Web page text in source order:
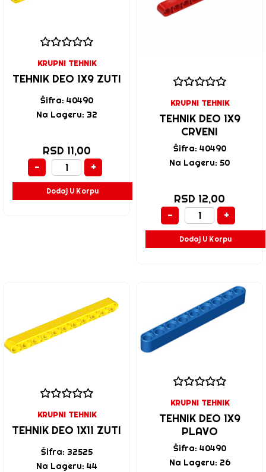
KRUPNI TEHNIK
TEHNIK DEO 1X9 ZUTI
Šifra: 40490
Na Lageru: 32
RSD 11,00
-
+
Dodaj U Korpu
KRUPNI TEHNIK
TEHNIK DEO 1X9
CRVENI
Šifra: 40490
Na Lageru: 50
RSD 12,00
-
+
Dodaj U Korpu
KRUPNI TEHNIK
TEHNIK DEO 1X11 ZUTI
Šifra: 32525
Na Lageru: 44
KRUPNI TEHNIK
TEHNIK DEO 1X9
PLAVO
Šifra: 40490
Na Lageru: 26